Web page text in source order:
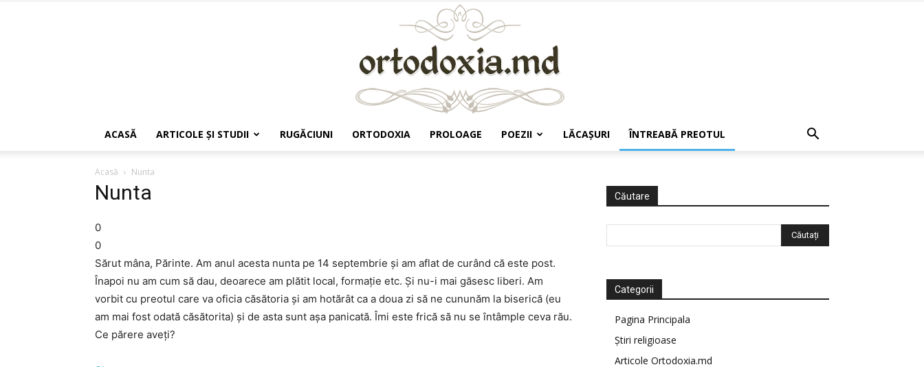
ACASĂ ARTICOLE ŞI STUDII RUGĂCIUNI ORTODOXIA PROLOAGE POEZII LĂCAŞURI ÎNTREABĂ PREOTUL
Acasă Nunta
Nunta
0
0
Sărut mâna, Părinte. Am anul acesta nunta pe 14 septembrie şi am aflat de curând că este post.
Înapoi nu am cum să dau, deoarece am plătit local, formaţie etc. Şi nu-i mai găsesc liberi. Am
vorbit cu preotul care va oficia căsătoria şi am hotărât ca a doua zi să ne cununăm la biserică (eu
am mai fost odată căsătorita) şi de asta sunt aşa panicată. Îmi este frică să nu se întâmple ceva rău.
Ce părere aveţi?
Căutare
Categorii
Pagina Principala
Știri religioase
Articole Ortodoxia.md